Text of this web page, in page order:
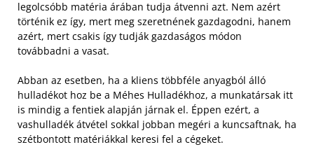
legolcsóbb matéria árában tudja átvenni azt. Nem azért
történik ez így, mert meg szeretnének gazdagodni, hanem
azért, mert csakis így tudják gazdaságos módon
továbbadni a vasat.
Abban az esetben, ha a kliens többféle anyagból álló
hulladékot hoz be a Méhes Hulladékhoz, a munkatársak itt
is mindig a fentiek alapján járnak el. Éppen ezért, a
vashulladék átvétel sokkal jobban megéri a kuncsaftnak, ha
szétbontott matériákkal keresi fel a cégeket.